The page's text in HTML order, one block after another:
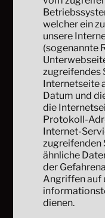
welcher ein
unsere
(sogenannte
zugreifendes
Internetseite
Datum und
die
Protokoll-
Internet-
zugreifenden
ähnliche
der
Angriffen auf
dienen.